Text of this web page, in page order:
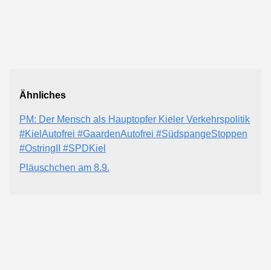
Ähnliches
PM: Der Mensch als Hauptopfer Kieler Verkehrspolitik
#KielAutofrei #GaardenAutofrei #SüdspangeStoppen
#OstringII #SPDKiel
Pläuschchen am 8.9.